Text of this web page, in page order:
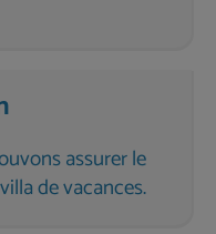
assurer le
de vacances.